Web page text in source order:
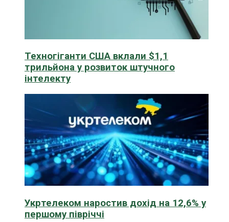
Техногіганти США вклали $1,1
трильйона у розвиток штучного
інтелекту
Укртелеком наростив дохід на 12,6% у
першому півріччі